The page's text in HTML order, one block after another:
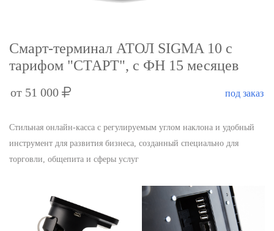
Смарт-терминал АТОЛ SIGMA 10 с
тарифом "СТАРТ", с ФН 15 месяцев
от 51 000 под заказ
Стильная онлайн-касса с регулируемым углом наклона и удобный
инструмент для развития бизнеса, созданный специально для
торговли, общепита и сферы услуг